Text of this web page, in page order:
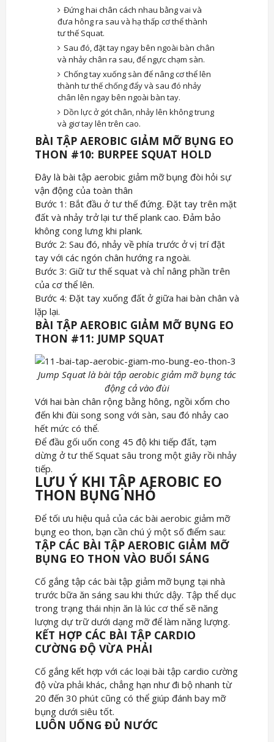
Đứng hai chân cách nhau bằng vai và
đưa hông ra sau và hạ thấp cơ thể thành
tư thế Squat.
Sau đó, đặt tay ngay bên ngoài bàn chân
và nhảy chân ra sau, để ngực chạm sàn.
Chống tay xuống sàn để nâng cơ thể lên
thành tư thế chống đẩy và sau đó nhảy
chân lên ngay bên ngoài bàn tay.
Dồn lực ở gót chân, nhảy lên không trung
và giơ tay lên trên cao.
BÀI TẬP AEROBIC GIẢM MỠ BỤNG EO
THON #10: BURPEE SQUAT HOLD
Đây là bài tập aerobic giảm mỡ bụng đòi hỏi sự
vận động của toàn thân
Bước 1: Bắt đầu ở tư thế đứng. Đặt tay trên mặt
đất và nhảy trở lại tư thế plank cao. Đảm bảo
không cong lưng khi plank.
Bước 2: Sau đó, nhảy về phía trước ở vị trí đặt
tay với các ngón chân hướng ra ngoài.
Bước 3: Giữ tư thế squat và chỉ nâng phần trên
của cơ thể lên.
Bước 4: Đặt tay xuống đất ở giữa hai bàn chân và
lặp lại.
BÀI TẬP AEROBIC GIẢM MỠ BỤNG EO
THON #11: JUMP SQUAT
Jump Squat là bài tập aerobic giảm mỡ bụng tác
động cả vào đùi
Với hai bàn chân rộng bằng hông, ngồi xổm cho
đến khi đùi song song với sàn, sau đó nhảy cao
hết mức có thể.
Để đầu gối uốn cong 45 độ khi tiếp đất, tạm
dừng ở tư thế Squat sâu trong một giây rồi nhảy
tiếp.
LƯU Ý KHI TẬP AEROBIC EO
THON BỤNG NHỎ
Để tối ưu hiệu quả của các bài aerobic giảm mỡ
bụng eo thon, bạn cần chú ý một số điểm sau:
TẬP CÁC BÀI TẬP AEROBIC GIẢM MỠ
BỤNG EO THON VÀO BUỔI SÁNG
Cố gắng tập các bài tập giảm mỡ bụng tại nhà
trước bữa ăn sáng sau khi thức dậy. Tập thể dục
trong trạng thái nhịn ăn là lúc cơ thể sẽ năng
lượng dự trữ dưới dạng mỡ để làm năng lượng.
KẾT HỢP CÁC BÀI TẬP CARDIO
CƯỜNG ĐỘ VỪA PHẢI
Cố gắng kết hợp với các loại bài tập cardio cường
độ vừa phải khác, chẳng hạn như đi bộ nhanh từ
20 đến 30 phút cũng có thể giúp đánh bay mỡ
bụng dưới siêu tốt.
LUÔN UỐNG ĐỦ NƯỚC